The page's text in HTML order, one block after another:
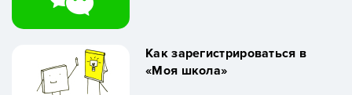
Как зарегистрироваться в
«Моя школа»